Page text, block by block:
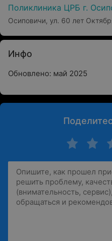
Поликлиника ЦРБ г.
Осиповичи, ул. 60 лет
Инфо
Обновлено: май 2025